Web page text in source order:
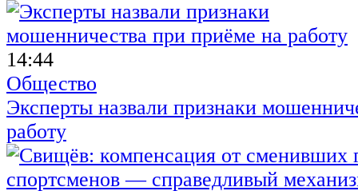
14:44
Общество
Эксперты назвали признаки
работу